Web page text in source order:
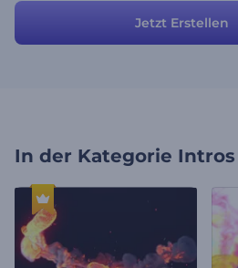
Jetzt Erstellen
In der Kategorie